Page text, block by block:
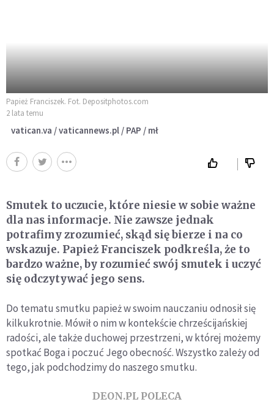
Papież Franciszek. Fot. Depositphotos.com
2 lata temu
vatican.va / vaticannews.pl / PAP / mł
Smutek to uczucie, które niesie w sobie ważne
dla nas informacje. Nie zawsze jednak
potrafimy zrozumieć, skąd się bierze i na co
wskazuje. Papież Franciszek podkreśla, że to
bardzo ważne, by rozumieć swój smutek i uczyć
się odczytywać jego sens.
Do tematu smutku papież w swoim nauczaniu odnosił się
kilkukrotnie. Mówił o nim w kontekście chrześcijańskiej
radości, ale także duchowej przestrzeni, w której możemy
spotkać Boga i poczuć Jego obecność. Wszystko zależy od
tego, jak podchodzimy do naszego smutku.
DEON.PL POLECA